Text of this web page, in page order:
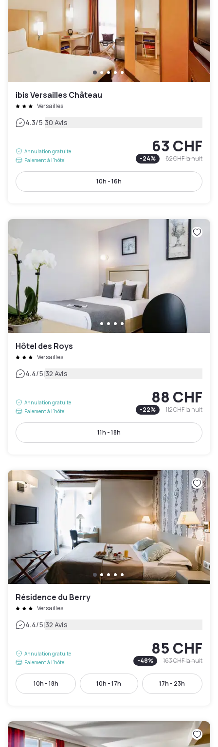
ibis Versailles Château
Versailles
4.3/5|30 Avis
Annulation gratuite
Paiement à l'hôtel
63 CHF
-24% 82 CHFla nuit
10h - 16h
Hôtel des Roys
Versailles
4.4/5|32 Avis
Annulation gratuite
Paiement à l'hôtel
88 CHF
-22% 112 CHFla nuit
11h - 18h
Résidence du Berry
Versailles
4.4/5|32 Avis
Annulation gratuite
Paiement à l'hôtel
85 CHF
-48% 163 CHFla nuit
10h - 18h 10h - 17h 17h - 23h